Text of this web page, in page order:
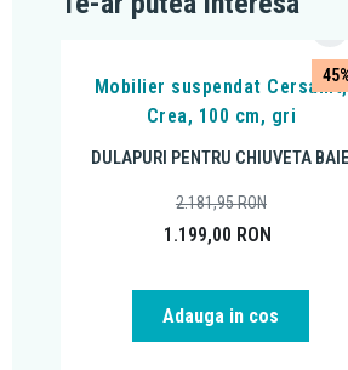
Mobilier suspendat Cersanit,
Crea, 100 cm, gri
DULAPURI PENTRU CHIUVETA BAIE
1.199,00 RON
2.181,95RON
Adauga in cos